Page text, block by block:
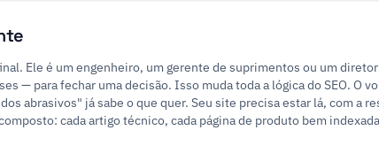
Ele é um engenheiro, um gerente de suprimentos ou um
— para fechar uma decisão. Isso muda toda a lógica do SEO. O
abrasivos" já sabe o que quer. Seu site precisa estar lá, com a
cada artigo técnico, cada página de produto bem